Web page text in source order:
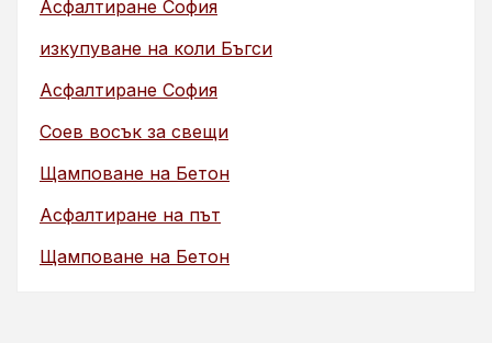
Асфалтиране София
изкупуване на коли Бъгси
Асфалтиране София
Соев восък за свещи
Щамповане на Бетон
Асфалтиране на път
Щамповане на Бетон